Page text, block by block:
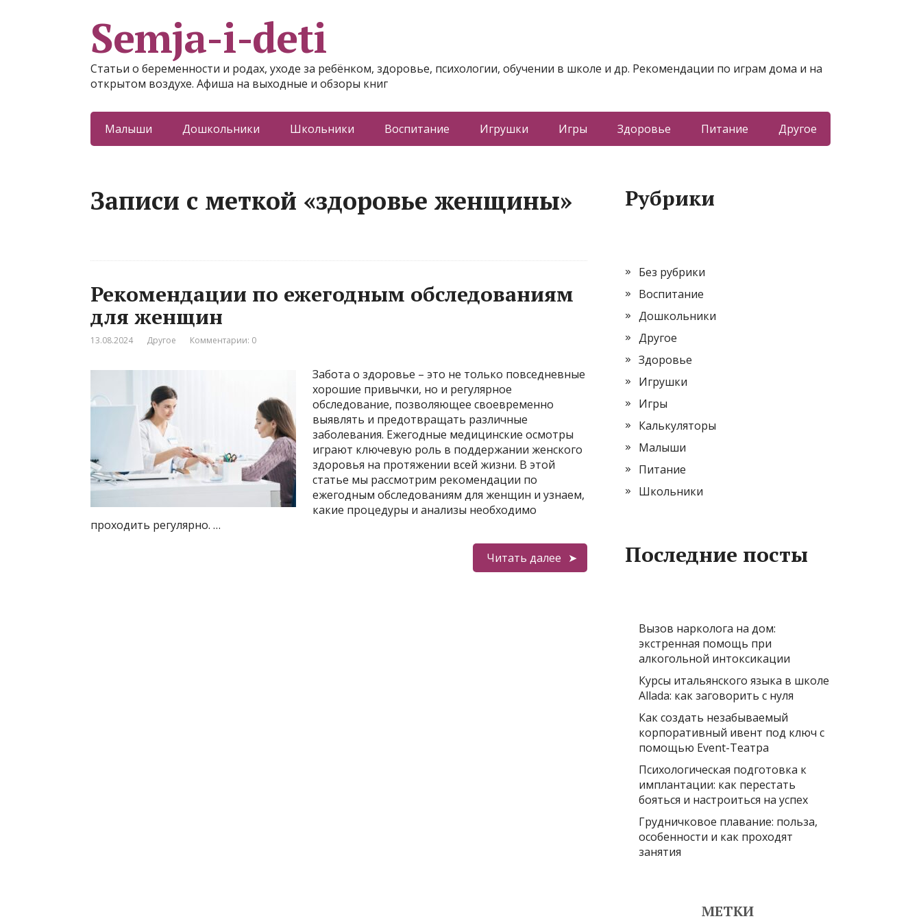
Semja-i-deti
Статьи о беременности и родах, уходе за ребёнком, здоровье, психологии, обучении в школе и др. Рекомендации по играм дома и на
открытом воздухе. Афиша на выходные и обзоры книг
Малыши Дошкольники Школьники Воспитание Игрушки Игры Здоровье Питание Другое
Записи с меткой «здоровье женщины»
Рекомендации по ежегодным обследованиям
для женщин
13.08.2024 Другое Комментарии: 0
Забота о здоровье – это не только повседневные
хорошие привычки, но и регулярное
обследование, позволяющее своевременно
выявлять и предотвращать различные
заболевания. Ежегодные медицинские осмотры
играют ключевую роль в поддержании женского
здоровья на протяжении всей жизни. В этой
статье мы рассмотрим рекомендации по
ежегодным обследованиям для женщин и узнаем,
какие процедуры и анализы необходимо
проходить регулярно. …
Читать далее
Рубрики
Без рубрики
Воспитание
Дошкольники
Другое
Здоровье
Игрушки
Игры
Калькуляторы
Малыши
Питание
Школьники
Последние посты
Вызов нарколога на дом:
экстренная помощь при
алкогольной интоксикации
Курсы итальянского языка в школе
Allada: как заговорить с нуля
Как создать незабываемый
корпоративный ивент под ключ с
помощью Event-Театра
Психологическая подготовка к
имплантации: как перестать
бояться и настроиться на успех
Грудничковое плавание: польза,
особенности и как проходят
занятия
МЕТКИ